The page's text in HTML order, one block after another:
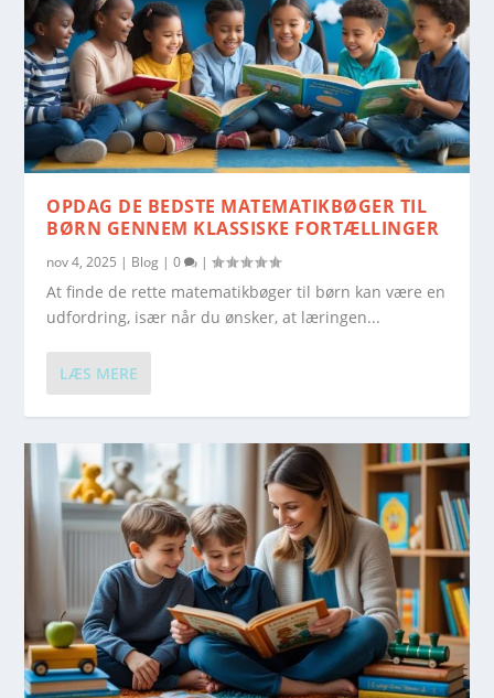
OPDAG DE BEDSTE MATEMATIKBØGER TIL
BØRN GENNEM KLASSISKE FORTÆLLINGER
nov 4, 2025 | Blog |0 |
At finde de rette matematikbøger til børn kan være en
udfordring, især når du ønsker, at læringen...
LÆS MERE